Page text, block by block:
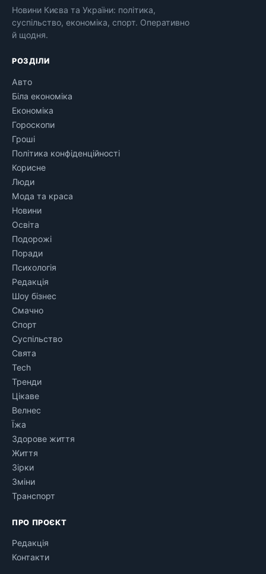
Новини Києва та України: політика,
суспільство, економіка, спорт. Оперативно
й щодня.
РОЗДІЛИ
Авто
Біла економіка
Економіка
Гороскопи
Гроші
Політика конфіденційності
Корисне
Люди
Мода та краса
Новини
Освіта
Подорожі
Поради
Психологія
Редакція
Шоу бізнес
Смачно
Спорт
Суспільство
Свята
Tech
Тренди
Цікаве
Велнес
Їжа
Здорове життя
Життя
Зірки
Зміни
Транспорт
ПРО ПРОЄКТ
Редакція
Контакти